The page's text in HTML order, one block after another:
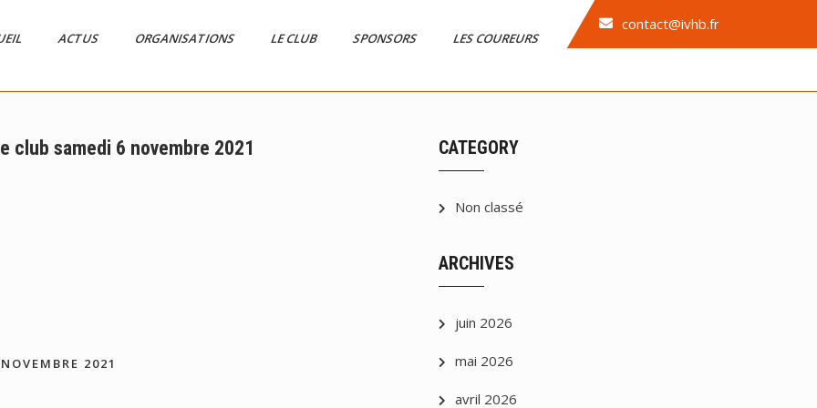
contact@ivhb.fr
ACTUS ORGANISATIONS LE CLUB SPONSORS LES COUREURS
club samedi 6 novembre 2021
2021
CATEGORY
Non classé
ARCHIVES
juin 2026
mai 2026
avril 2026